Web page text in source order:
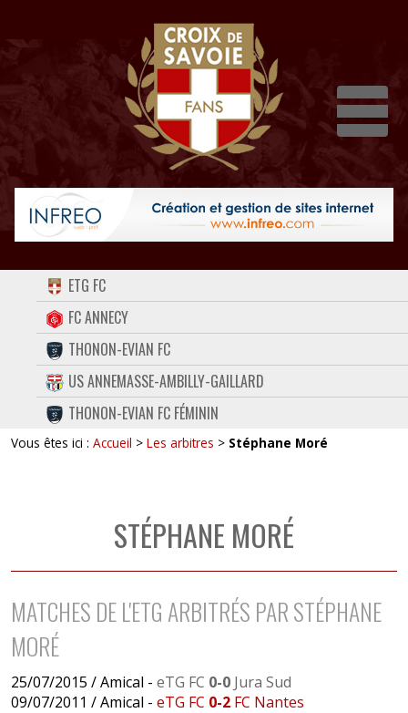
ACCUEIL
FORUM
CONTACT
FACEBOOK
TWITTER
ETG FC
FC ANNECY
THONON-EVIAN FC
US ANNEMASSE-AMBILLY-GAILLARD
THONON-EVIAN FC FÉMININ
Vous êtes ici : Accueil > Les arbitres > Stéphane Moré
STÉPHANE MORÉ
MATCHES DE L'ETG ARBITRÉS PAR STÉPHANE
MORÉ
25/07/2015 / Amical - eTG FC 0-0Jura Sud
09/07/2011 / Amical - eTG FC 0-2FC Nantes